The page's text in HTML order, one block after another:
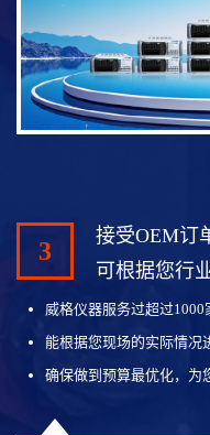
3
接受OEM订
可根据您行
威格仪器服务过超过
能根据您现场的实际情况
确保做到预算最优化，为